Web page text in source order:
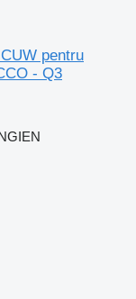
pentru
- Q3